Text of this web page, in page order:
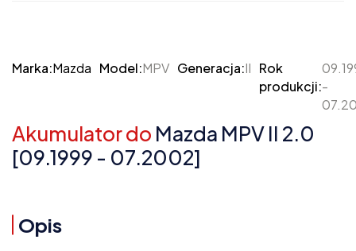
Marka:Mazda Model:MPV Generacja:II Rok
produkcji:-
Akumulator do Mazda MPV II 2.0
[09.1999 - 07.2002]
Opis